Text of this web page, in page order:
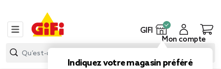
GIFI
Indiquez votre magasin préféré
Mon compte